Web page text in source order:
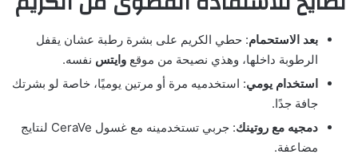
بعد الاستحمام: حطي الكريم على بشرة رطبة عشان يقفل
الرطوبة داخلها، وهذي نصيحة من موقع وايتس نفسه.
استخدام يومي: استخدميه مرة أو مرتين يوميًا، خاصة لو بشرتك
جافة جدًا.
دمجيه مع روتينك
: جربي تستخدمينه مع غسول CeraVe لنتايج
مضاعفة.